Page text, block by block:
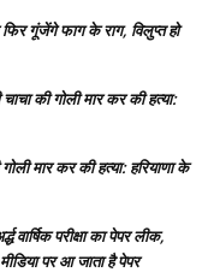
फिर गूंजेंगे फाग के राग, विलुप्त हो
की गोली मार कर की हत्या:
मार कर की हत्या: हरियाणा के
वार्षिक परीक्षा का पेपर लीक,
पर आ जाता है पेपर